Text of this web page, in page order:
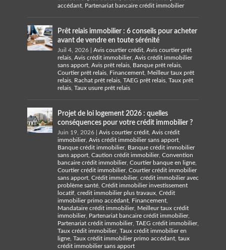
accédant, Partenariat bancaire crédit immobilier
Prêt relais immobilier : 6 conseils pour acheter
avant de vendre en toute sérénité
Juil 4, 2026| Avis courtier crédit, Avis courtier prêt
relais, Avis crédit immobilier, Avis crédit immobilier
sans apport, Avis prêt relais, Banque prêt relais,
Courtier prêt relais, Financement,
Meilleur taux prêt
relais, Rachat prêt relais, TAEG prêt relais, Taux prêt
relais, Taux usure prêt relais
Projet de loi logement 2026 : quelles
conséquences pour votre crédit immobilier ?
Juin 19, 2026| Avis courtier crédit, Avis crédit
immobilier, Avis crédit immobilier sans apport,
Banque crédit immobilier, Banque crédit immobilier
sans apport, Caution crédit immobilier, Convention
bancaire crédit immobilier, Courtier banque en ligne,
Courtier crédit immobilier, Courtier crédit immobilier
sans apport, Crédit immobilier, crédit immobilier avec
problème santé, Crédit immobilier investissement
locatif, credit immobilier plus travaux, Crédit
immobilier primo accédant, Financement,
Mandataire crédit immobilier, Meilleur taux crédit
immobilier, Partenariat bancaire crédit immobilier,
Partenariat crédit immobilier, TAEG crédit immobilier,
Taux crédit immobilier, Taux crédit immobilier en
ligne, Taux crédit immobilier primo accédant, taux
crédit immobilier sans apport